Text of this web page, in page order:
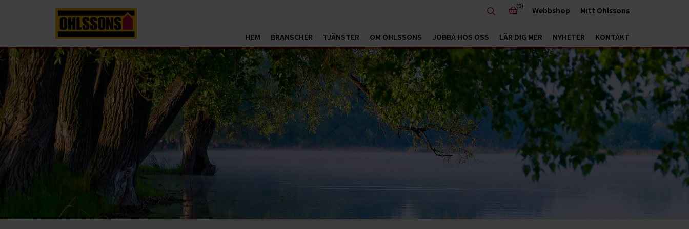
HEM BRANSCHER TJÄNSTER OM OHLSSONS JOBBA HOS OSS LÄR DIG MER NYHETER KONTAKT
(0) Webbshop Mitt Ohlssons